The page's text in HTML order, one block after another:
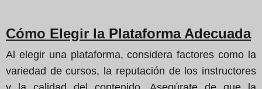
Cómo Elegir la Plataforma Adecuada
Al elegir una plataforma, considera factores como la
variedad de cursos, la reputación de los instructores